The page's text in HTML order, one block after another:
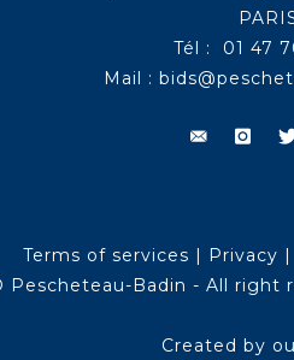
Tél : 01 47
Mail :
Terms of services | Privacy |
Pescheteau-Badin - All right
Created by